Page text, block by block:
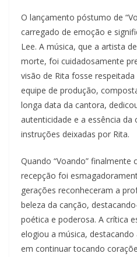
O lançamento póstumo de
carregado de emoção e
Lee. A música, que a artista
morte, foi cuidadosamente
visão de Rita fosse
equipe de produção,
longa data da cantora,
autenticidade e a essência da
instruções deixadas por Rita.
Quando “Voando” finalmente
recepção foi
gerações reconheceram a
beleza da canção,
poética e poderosa. A crítica
elogiou a música, destacando
em continuar tocando